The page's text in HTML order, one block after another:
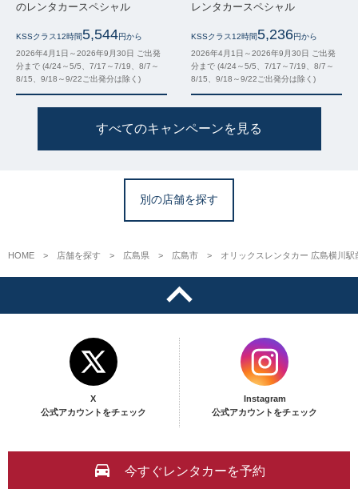
のレンタカースペシャル
KSSクラス12時間5,544円から
2026年4月1日～2026年9月30日 ご出発
分まで (4/24～5/5、7/17～7/19、8/7～
8/15、9/18～9/22ご出発分は除く)
レンタカースペシャル
KSSクラス12時間5,236円から
2026年4月1日～2026年9月30日 ご出発
分まで (4/24～5/5、7/17～7/19、8/7～
8/15、9/18～9/22ご出発分は除く)
すべてのキャンペーンを見る
別の店舗を探す
HOME 店舗を探す 広島県 広島市 オリックスレンタカー 広島横川駅
X
公式アカウントをチェック
Instagram
公式アカウントをチェック
今すぐレンタカーを予約